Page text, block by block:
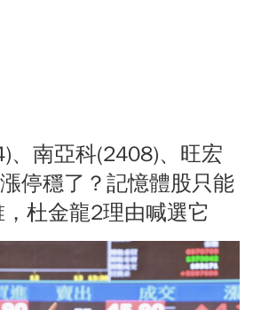
、南亞科(2408)、旺宏
停穩了？記憶體股只能
杜金龍2理由喊選它